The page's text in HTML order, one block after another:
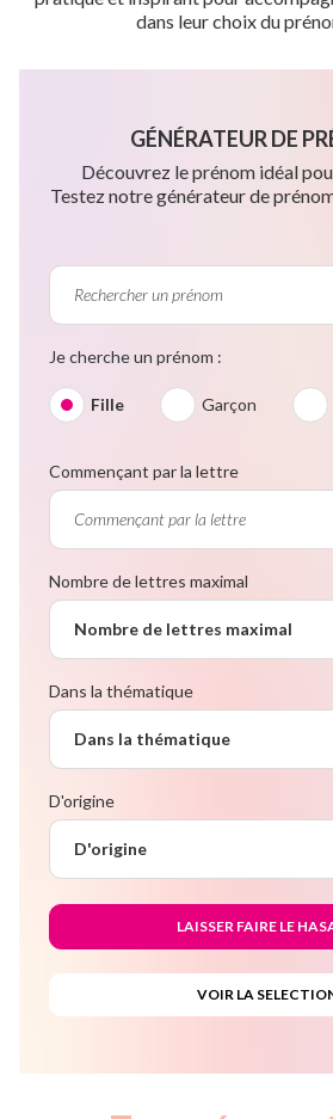
dans leur choix du
GÉNÉRATEUR DE
Découvrez le prénom idéal
Testez notre générateur de
Je cherche un prénom :
Fille Garçon
Commençant par la lettre
Nombre de lettres maximal
Nombre de lettres maximal
Dans la thématique
Dans la thématique
D'origine
D'origine